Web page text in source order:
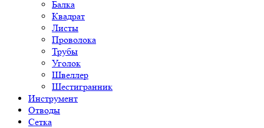
Балка
Квадрат
Листы
Проволока
Трубы
Уголок
Швеллер
Шестигранник
Инструмент
Отводы
Сетка